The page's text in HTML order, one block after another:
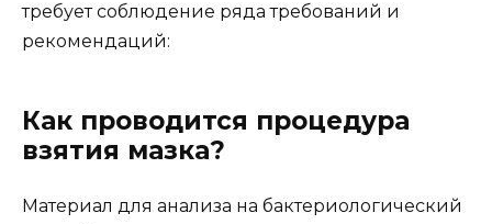
требует соблюдение ряда требований и
рекомендаций:
Как проводится процедура
взятия мазка?
Материал для анализа на бактериологический